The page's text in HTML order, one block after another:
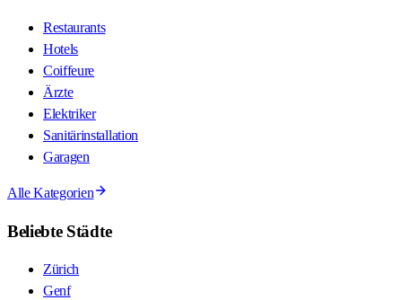
Restaurants
Hotels
Coiffeure
Ärzte
Elektriker
Sanitärinstallation
Garagen
Alle Kategorien
Beliebte Städte
Zürich
Genf